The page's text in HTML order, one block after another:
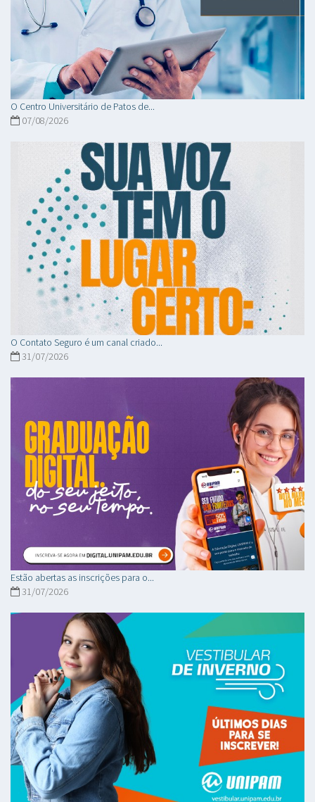
O Centro Universitário de Patos de...
07/08/2026
O Contato Seguro é um canal criado...
31/07/2026
Estão abertas as inscrições para o...
31/07/2026